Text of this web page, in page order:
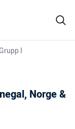
I
Norge &